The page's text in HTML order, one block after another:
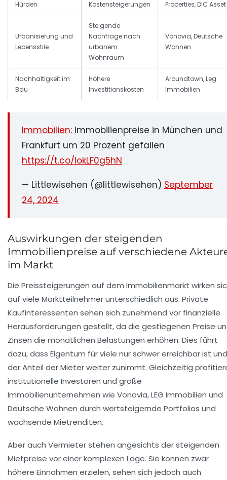
Hürden
Kostensteigerungen
Properties, DIC Asset
Urbanisierung und
Lebensstile
Steigende
Nachfrage nach
urbanem
Wohnraum
Vonovia, Deutsche
Wohnen
Nachhaltigkeit im
Bau
Höhere
Investitionskosten
Aroundtown, Leg
Immobilien
Immobilien: Immobilienpreise in München und
Frankfurt um 20 Prozent gefallen
https://t.co/lokLF0g5hN
— Littlewisehen (@littlewisehen) September
24, 2024
Auswirkungen der steigenden
Immobilienpreise auf verschiedene
im Markt
Die Preissteigerungen auf dem Immobilienmarkt wirken
auf viele Marktteilnehmer unterschiedlich aus. Private
Kaufinteressenten sehen sich zunehmend vor finanzielle
Herausforderungen gestellt, da die gestiegenen Preise
Zinsen die monatlichen Belastungen erhöhen. Dies führt
dazu, dass Eigentum für viele nur schwer erreichbar ist und
der Anteil der Mieter weiter zunimmt. Gleichzeitig
institutionelle Investoren und große
Immobilienunternehmen wie Vonovia, LEG Immobilien und
Deutsche Wohnen durch wertsteigernde Portfolios und
wachsende Mietrenditen.
Aber auch Vermieter stehen angesichts der steigenden
Mietpreise vor einer komplexen Lage. Sie können zwar
höhere Einnahmen erzielen, sehen sich jedoch auch